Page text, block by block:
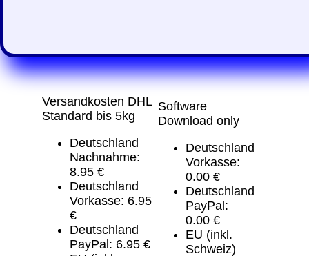
Versandkosten DHL
Standard bis 5kg
Deutschland
Nachnahme:
8.95 €
Deutschland
Vorkasse: 6.95
€
Deutschland
PayPal: 6.95 €
Software
Download only
Deutschland
Vorkasse:
0.00 €
Deutschland
PayPal:
0.00 €
EU (inkl.
Schweiz)